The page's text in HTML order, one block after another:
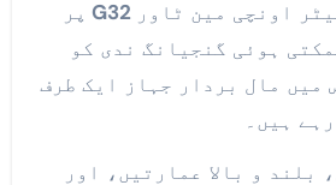
پر
ہوئی گنجیانگ ندی کو
میں مال بردار جہاز ایک طرف
ہیں۔
بلند و بالا عمارتیں، اور